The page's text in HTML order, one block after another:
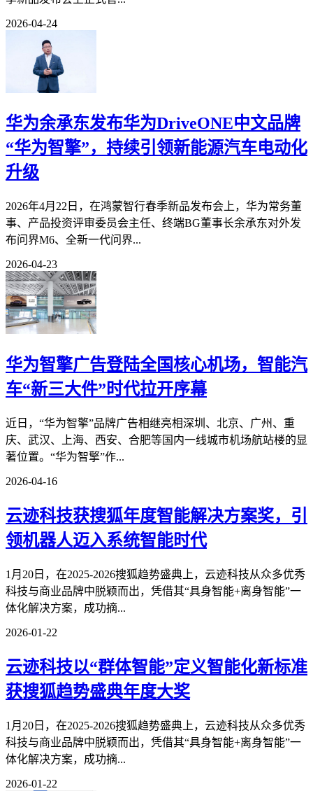
2026-04-24
华为余承东发布华为DriveONE中文品牌
“华为智擎”，持续引领新能源汽车电动化
升级
2026年4月22日，在鸿蒙智行春季新品发布会上，华为常务董
事、产品投资评审委员会主任、终端BG董事长余承东对外发
布问界M6、全新一代问界...
2026-04-23
华为智擎广告登陆全国核心机场，智能汽
车“新三大件”时代拉开序幕
近日，“华为智擎”品牌广告相继亮相深圳、北京、广州、重
庆、武汉、上海、西安、合肥等国内一线城市机场航站楼的显
著位置。“华为智擎”作...
2026-04-16
云迹科技获搜狐年度智能解决方案奖，引
领机器人迈入系统智能时代
1月20日，在2025-2026搜狐趋势盛典上，云迹科技从众多优秀
科技与商业品牌中脱颖而出，凭借其“具身智能+离身智能”一
体化解决方案，成功摘...
2026-01-22
云迹科技以“群体智能”定义智能化新标准
获搜狐趋势盛典年度大奖
1月20日，在2025-2026搜狐趋势盛典上，云迹科技从众多优秀
科技与商业品牌中脱颖而出，凭借其“具身智能+离身智能”一
体化解决方案，成功摘...
2026-01-22